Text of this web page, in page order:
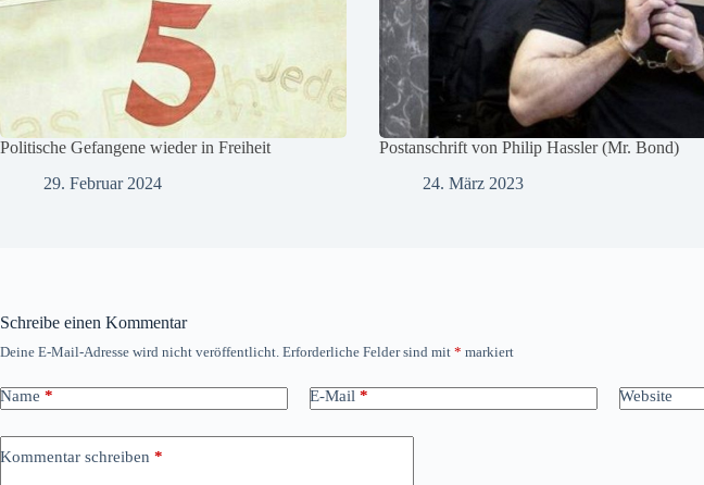
Politische Gefangene wieder in Freiheit
29. Februar 2024
Postanschrift von Philip Hassler (Mr. Bond)
24. März 2023
Schreibe einen Kommentar
Deine E-Mail-Adresse wird nicht veröffentlicht. Erforderliche Felder sind mit * markiert
Name * E-Mail * Website
Kommentar schreiben *